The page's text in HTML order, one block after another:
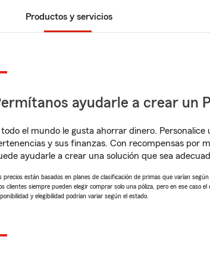
Productos y servicios
ayudarle a crear un
el mundo le gusta ahorrar dinero.
y sus finanzas. Con recompensas por
ayudarle a crear una solución que sea
precios están basados en planes de clasificación de primas que varían
clientes siempre pueden elegir comprar solo una póliza, pero en ese caso
y elegibilidad podrían variar según el estado.